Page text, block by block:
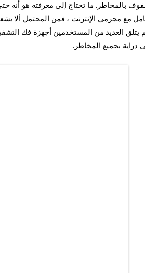
بالمخاطر. ما تحتاج إلى معرفته هو أنه
مع مجرمي الإنترنت ، فمن المحتمل ألا
يتلق العديد من المستخدمين أجهزة فك
دراية بجميع المخاطر.